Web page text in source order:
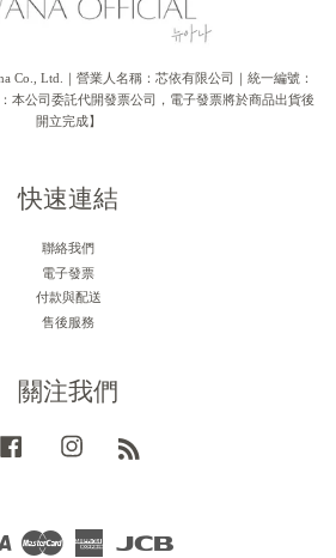
Co., Ltd.｜營業人名稱：芯依有限公司｜統一編號：
本公司委託代開發票公司，電子發票將於商品出貨後
開立完成】
快速連結
聯絡我們
電子發票
付款與配送
售後服務
關注我們
Facebook Instagram
Visa
American